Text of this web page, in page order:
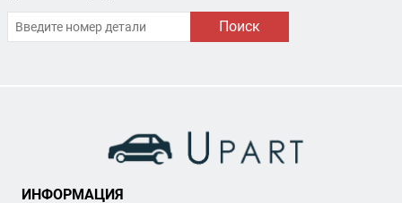
Поиск
ИНФОРМАЦИЯ